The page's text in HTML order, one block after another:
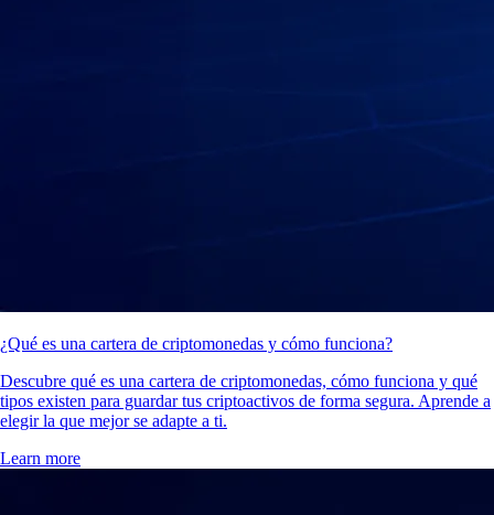
¿Qué es una cartera de criptomonedas y cómo funciona?
Descubre qué es una cartera de criptomonedas, cómo funciona y qué
tipos existen para guardar tus criptoactivos de forma segura. Aprende a
elegir la que mejor se adapte a ti.
Learn more